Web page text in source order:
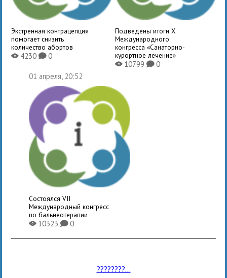
Экстренная контрацепция
помогает снизить
количество абортов
X4230K0
Подведены итоги X
Международного
конгресса «Санаторно-
курортное лечение»
X10799 K0
01 апреля, 20:52
Состоялся VII
Международный конгресс
по бальнеотерапии
X10323K0
????????...